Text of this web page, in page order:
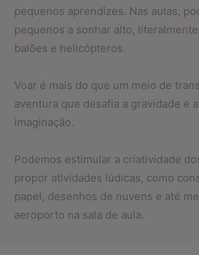
pequenos aprendizes. Nas aulas,
pequenos a sonhar alto,
balões e helicópteros.
Voar é mais do que um meio de
aventura que desafia a gravidade e
imaginação.
Podemos estimular a criatividade
propor atividades lúdicas, como
papel, desenhos de nuvens e até
aeroporto na sala de aula.